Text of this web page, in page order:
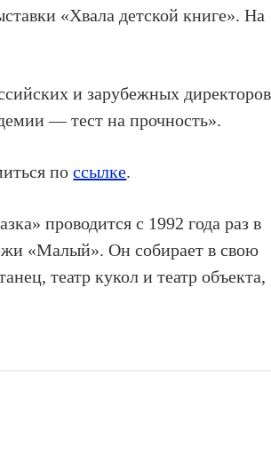
«Хвала детской книге». На
и зарубежных директоров
— тест на прочность».
поссылке.
проводится с 1992 года раз в
«Малый». Он собирает в свою
театр кукол и театр объекта,